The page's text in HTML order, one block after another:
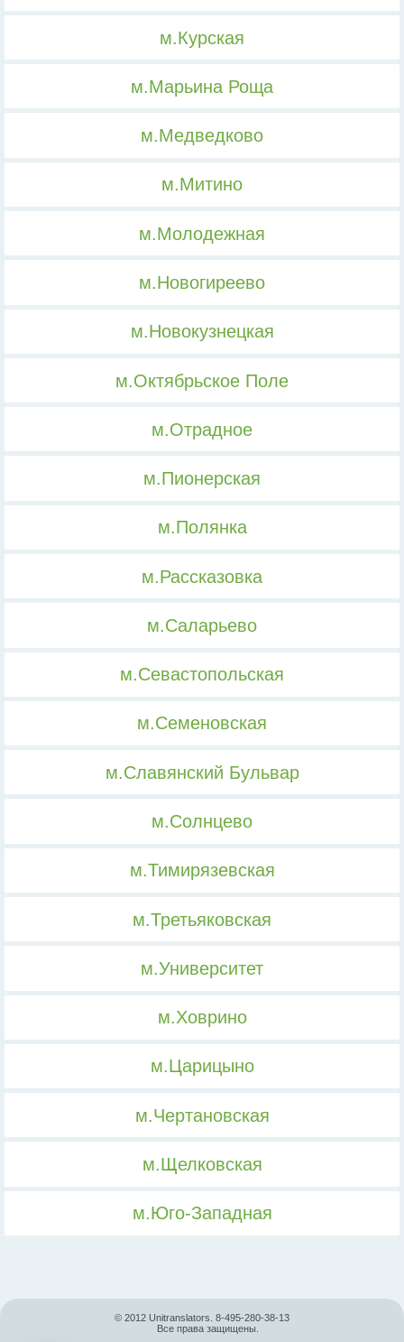
м.Курская
м.Марьина Роща
м.Медведково
м.Митино
м.Молодежная
м.Новогиреево
м.Новокузнецкая
м.Октябрьское Поле
м.Отрадное
м.Пионерская
м.Полянка
м.Рассказовка
м.Саларьево
м.Севастопольская
м.Семеновская
м.Славянский Бульвар
м.Солнцево
м.Тимирязевская
м.Третьяковская
м.Университет
м.Ховрино
м.Царицыно
м.Чертановская
м.Щелковская
м.Юго-Западная
© 2012 Unitranslators. 8-495-280-38-13
Все права защищены.